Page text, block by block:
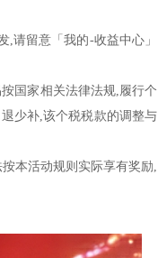
请留意「我的-收益中心」
国家相关法律法规,履行个
少补,该个税税款的调整与
本活动规则实际享有奖励,